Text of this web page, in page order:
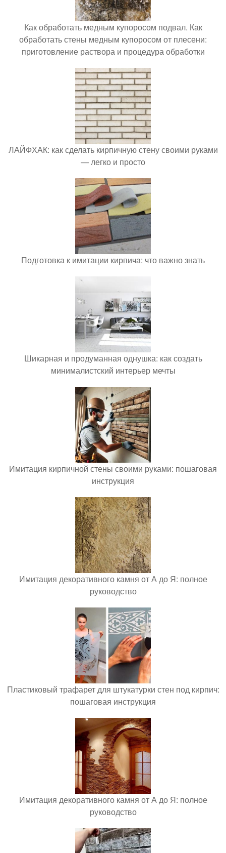
Как обработать медным купоросом подвал. Как
обработать стены медным купоросом от плесени:
приготовление раствора и процедура обработки
ЛАЙФХАК: как сделать кирпичную стену своими руками
— легко и просто
Подготовка к имитации кирпича: что важно знать
Шикарная и продуманная однушка: как создать
минималистский интерьер мечты
Имитация кирпичной стены своими руками: пошаговая
инструкция
Имитация декоративного камня от А до Я: полное
руководство
Пластиковый трафарет для штукатурки стен под кирпич:
пошаговая инструкция
Имитация декоративного камня от А до Я: полное
руководство